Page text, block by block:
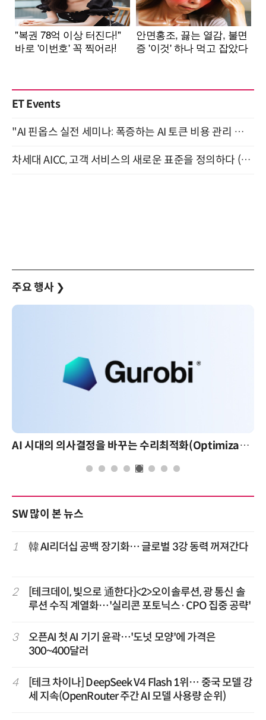
ET Events
"AI 핀옵스 실전 세미나: 폭증하는 AI 토큰 비용 관리 전략" 8월 21일 개최
차세대 AICC, 고객 서비스의 새로운 표준을 정의하다 (9/9)
주요 행사 ❯
AI 시대의 의사결정을 바꾸는 수리최적화(Optimization): 실제 산업 적용 사례와 활용 전략
SW 많이 본 뉴스
1 韓 AI리더십 공백 장기화… 글로벌 3강 동력 꺼져간다
2
[테크데이, 빛으로 通한다]<2>오이솔루션, 광 통신 솔
루션 수직 계열화…'실리콘 포토닉스·CPO 집중 공략'
3
오픈AI 첫 AI 기기 윤곽…'도넛 모양'에 가격은
300~400달러
4
[테크 차이나] DeepSeek V4 Flash 1위… 중국 모델 강
세 지속(OpenRouter 주간 AI 모델 사용량 순위)